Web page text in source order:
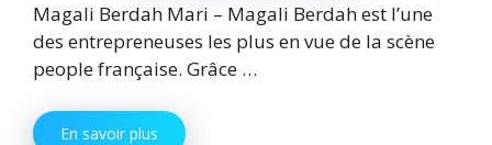
Magali Berdah Mari – Magali Berdah est l’une
des entrepreneuses les plus en vue de la scène
people française. Grâce …
En savoir plus